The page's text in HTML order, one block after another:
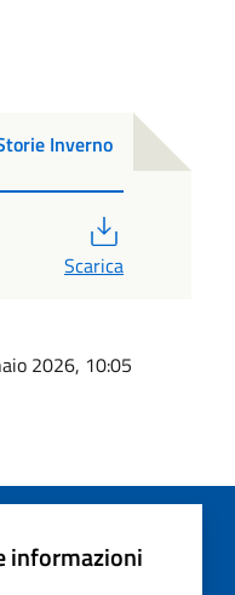
Inverno
Scarica
2026, 10:05
informazioni